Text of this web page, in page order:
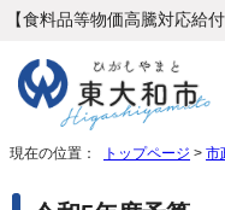
【食料品等物価高騰対応給
現在の位置： トップページ > 市